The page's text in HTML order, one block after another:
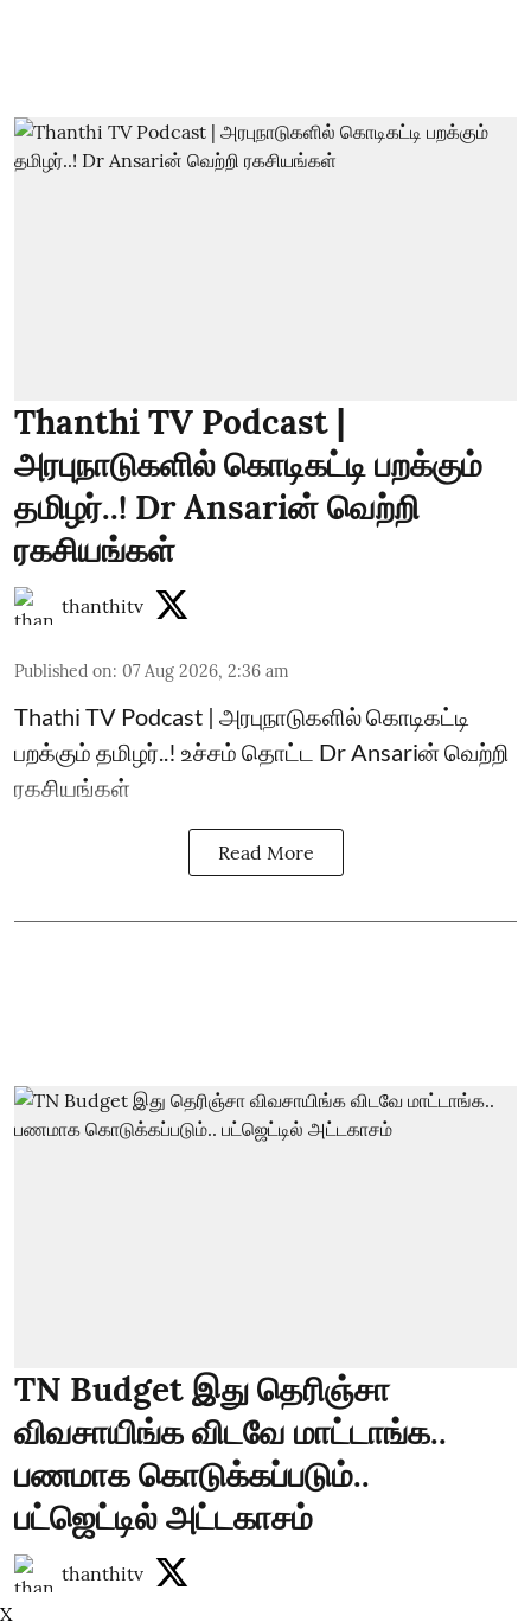
Thanthi TV Podcast |
அரபுநாடுகளில் கொடிகட்டி பறக்கும்
தமிழர்..! Dr Ansariன் வெற்றி
ரகசியங்கள்
thanthitv
Published on: 07 Aug 2026, 2:36 am
Thathi TV Podcast | அரபுநாடுகளில் கொடிகட்டி
பறக்கும் தமிழர்..! உச்சம் தொட்ட Dr Ansariன் வெற்றி
ரகசியங்கள்
Read More
TN Budget இது தெரிஞ்சா
விவசாயிங்க விடவே மாட்டாங்க..
பணமாக கொடுக்கப்படும்..
பட்ஜெட்டில் அட்டகாசம்
thanthitv
X